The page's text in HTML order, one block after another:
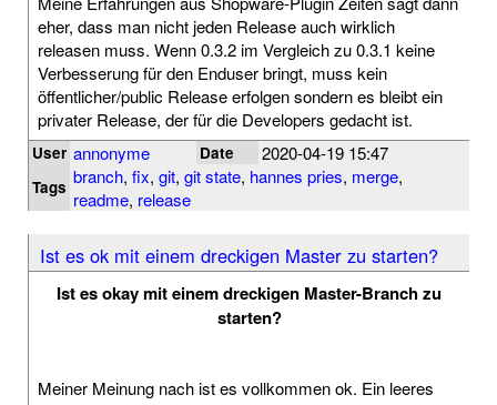
eher, dass man nicht jeden Release auch wirklich
releasen muss. Wenn 0.3.2 im Vergleich zu 0.3.1 keine
Verbesserung für den Enduser bringt, muss kein
öffentlicher/public Release erfolgen sondern es bleibt ein
privater Release, der für die Developers gedacht ist.
User annonyme Date 2020-04-19 15:47
Tags branch, fix, git, git state, hannes pries, merge,
readme, release
Ist es ok mit einem dreckigen Master zu starten?
Ist es okay mit einem dreckigen Master-Branch zu
starten?
Meiner Meinung nach ist es vollkommen ok. Ein leeres